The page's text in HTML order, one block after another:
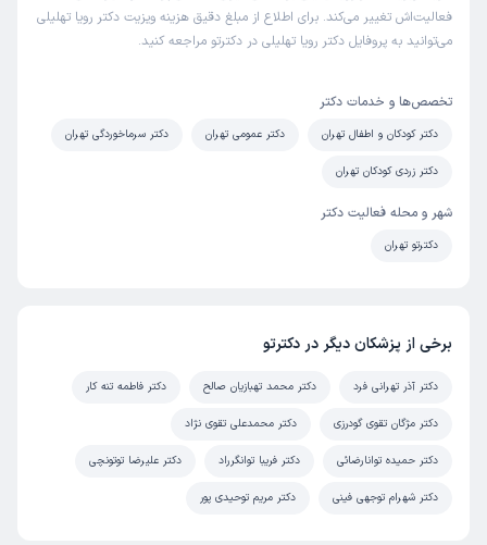
فعالیت‌اش تغییر می‌کند. برای اطلاع از مبلغ دقیق هزینه ویزیت دکتر رویا تهلیلی
می‌توانید به پروفایل دکتر رویا تهلیلی در دکترتو مراجعه کنید.
تخصص‌ها و خدمات دکتر
دکتر کودکان و اطفال تهران دکتر عمومی تهران دکتر سرماخوردگی تهران
دکتر زردی کودکان تهران
شهر و محله فعالیت دکتر
دکترتو تهران
برخی از پزشکان دیگر در دکترتو
دکتر آذر تهرانی فرد دکتر محمد تهبازیان صالح دکتر فاطمه تنه کار
دکتر مژگان تقوی گودرزی دکتر محمدعلی تقوی نژاد
دکتر حمیده توانارضائی دکتر فریبا توانگرراد دکتر علیرضا توتونچی
دکتر شهرام توجهی فینی دکتر مریم توحیدی پور